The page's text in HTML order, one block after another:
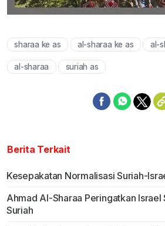
sharaa ke as al-sharaa ke as al-
al-sharaa suriah as
Berita Terkait
Kesepakatan Normalisasi Suriah-
Ahmad Al-Sharaa Peringatkan Israel
Suriah